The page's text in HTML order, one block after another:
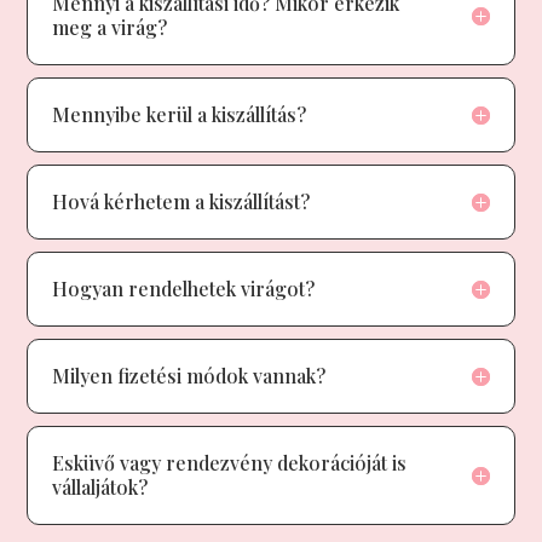
meg a virág?
Mennyibe kerül a kiszállítás?
Hová kérhetem a kiszállítást?
Hogyan rendelhetek virágot?
Milyen fizetési módok vannak?
Esküvő vagy rendezvény dekorációját is
vállaljátok?